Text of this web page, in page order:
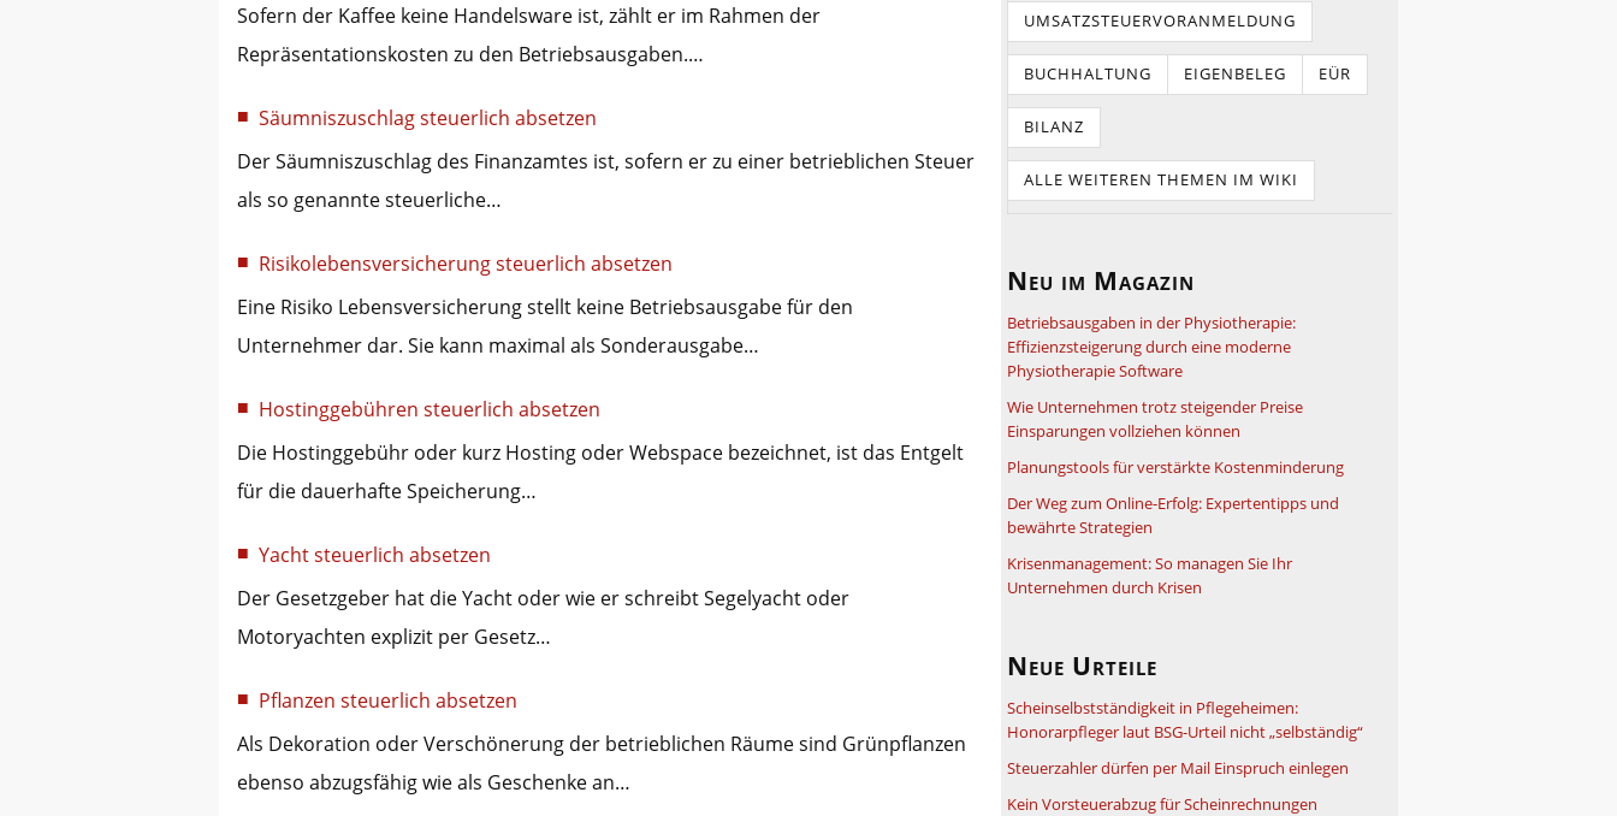
Sofern der Kaffee keine Handelsware ist, zählt er im Rahmen der
Repräsentationskosten zu den Betriebsausgaben.…
Säumniszuschlag steuerlich absetzen
Der Säumniszuschlag des Finanzamtes ist, sofern er zu einer betrieblichen Steuer
als so genannte steuerliche…
Risikolebensversicherung steuerlich absetzen
Eine Risiko Lebensversicherung stellt keine Betriebsausgabe für den
Unternehmer dar. Sie kann maximal als Sonderausgabe…
Hostinggebühren steuerlich absetzen
Die Hostinggebühr oder kurz Hosting oder Webspace bezeichnet, ist das Entgelt
für die dauerhafte Speicherung…
Yacht steuerlich absetzen
Der Gesetzgeber hat die Yacht oder wie er schreibt Segelyacht oder
Motoryachten explizit per Gesetz…
Pflanzen steuerlich absetzen
Als Dekoration oder Verschönerung der betrieblichen Räume sind Grünpflanzen
ebenso abzugsfähig wie als Geschenke an…
UMSATZSTEUERVORANMELDUNG
BUCHHALTUNG EIGENBELEG EÜR
BILANZ
ALLE WEITEREN THEMEN IM WIKI
Neu im Magazin
Betriebsausgaben in der Physiotherapie:
Effizienzsteigerung durch eine moderne
Physiotherapie Software
Wie Unternehmen trotz steigender Preise
Einsparungen vollziehen können
Planungstools für verstärkte Kostenminderung
Der Weg zum Online-Erfolg: Expertentipps und
bewährte Strategien
Krisenmanagement: So managen Sie Ihr
Unternehmen durch Krisen
Neue Urteile
Scheinselbstständigkeit in Pflegeheimen:
Honorarpfleger laut BSG-Urteil nicht „selbständig“
Steuerzahler dürfen per Mail Einspruch einlegen
Kein Vorsteuerabzug für Scheinrechnungen